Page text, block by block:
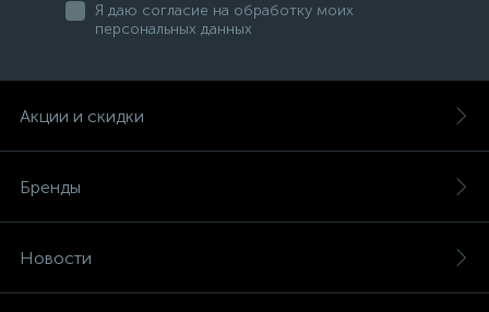
Я даю согласие на обработку моих
персональных данных
Акции и скидки
Бренды
Новости